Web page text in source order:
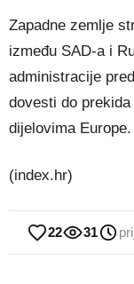
Zapadne zemlje
između SAD-a i
administracije
dovesti do
dijelovima Europe.
(index.hr)
22 31